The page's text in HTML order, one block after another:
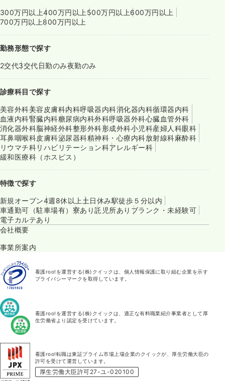
300万円以上400万円以上 500万円以上600万円以上
700万円以上800万円以上
勤務形態で探す
2交代3交代日勤のみ夜勤のみ
診療科目で探す
美容外科美容皮膚科内科呼吸器内科消化器内科循環器内科
血液内科腎臓内科糖尿病内科外科呼吸器外科心臓血管外科
消化器外科脳神経外科整形外科形成外科小児科産婦人科眼科
耳鼻咽喉科皮膚科泌尿器科精神科・心療内科放射線科麻酔科
リウマチ科リハビリテーション科アレルギー科
緩和医療科（ホスピス）
特徴で探す
新規オープン4週8休以上 土日休み駅徒歩５分以内
車通勤可（駐車場有） 寮あり託児所あり ブランク・未経験可
電子カルテあり
会社概要
事業所案内
看護roo!を運営する(株)クイックは、個人情報保護に取り組む企業を示す
プライバシーマークを取得しています。
看護roo!を運営する(株)クイックは、適正な有料職業紹介事業者として厚
生労働省より認定を受けています。
看護roo!転職は東証プライム市場上場企業のクイックが、厚生労働大臣の
許可を受けて運営しています。
厚生労働大臣許可27-ユ-020100